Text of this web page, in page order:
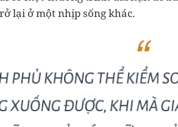
lại ở một nhịp sống khác.